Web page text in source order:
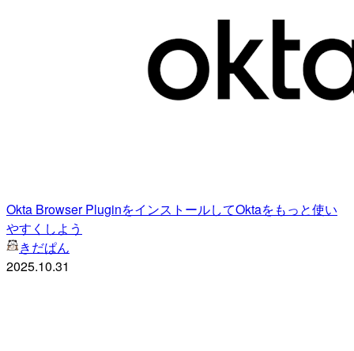
Okta Browser PluginをインストールしてOktaをもっと使い
やすくしよう
きだぱん
2025.10.31